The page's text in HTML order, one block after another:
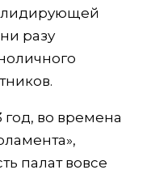
лидирующей
разу
год, во времена
палат вовсе